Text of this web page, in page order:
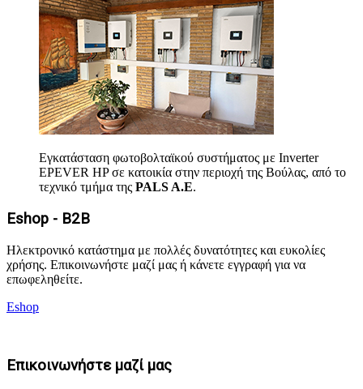
Εγκατάσταση φωτοβολταϊκού συστήματος με Inverter
EPEVER HP σε κατοικία στην περιοχή της Βούλας, από το
τεχνικό τμήμα της PALS A.E.
Eshop - B2B
Ηλεκτρονικό κατάστημα με πολλές δυνατότητες και ευκολίες
χρήσης. Επικοινωνήστε μαζί μας ή κάνετε εγγραφή για να
επωφεληθείτε.
Eshop
Επικοινωνήστε μαζί μας